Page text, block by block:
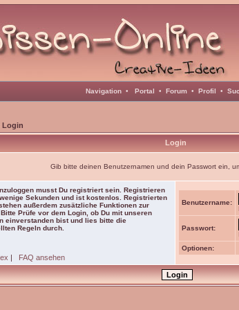
Navigation • Portal • Forum • Profil •
Login
Login
Gib bitte deinen Benutzernamen und dein Passwort ein,
musst Du registriert sein. Registrieren
Sekunden und ist kostenlos. Registrierten
außerdem zusätzliche Funktionen zur
Prüfe vor dem Login, ob Du mit unseren
einverstanden bist und lies bitte die
Regeln durch.
| FAQ ansehen
Benutzername:
Passwort:
Optionen: